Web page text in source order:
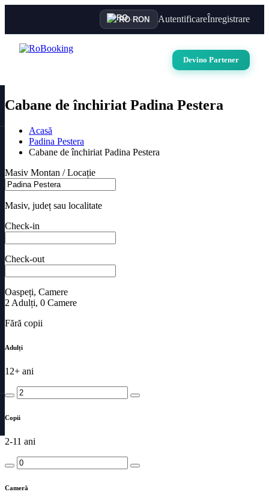
RO·RON AutentificareÎnregistrare
Devino Partener
Cabane de închiriat Padina Pestera
Acasă
Padina Pestera
Cabane de închiriat Padina Pestera
Masiv Montan / Locație
Masiv, județ sau localitate
Check-in
Check-out
Oaspeți, Camere
2 Adulți, 0 Camere
Fără copii
Adulți
12+ ani
Copii
2-11 ani
Cameră